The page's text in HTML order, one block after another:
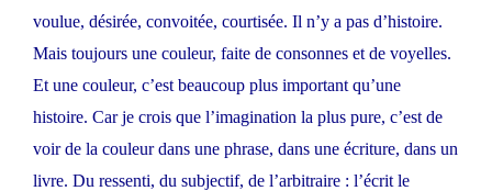
voulue, désirée, convoitée, courtisée. Il n’y a pas d’histoire.
Mais toujours une couleur, faite de consonnes et de voyelles.
Et une couleur, c’est beaucoup plus important qu’une
histoire. Car je crois que l’imagination la plus pure, c’est de
voir de la couleur dans une phrase, dans une écriture, dans un
livre. Du ressenti, du subjectif, de l’arbitraire : l’écrit le